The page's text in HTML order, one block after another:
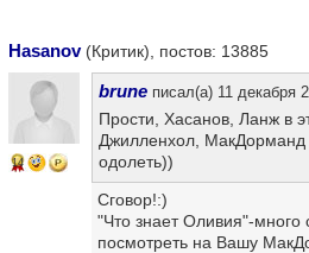
Hasanov(Критик), постов: 13885
14
brune писал(а) 11 декабря
Прости, Хасанов, Ланж в
Джилленхол,
одолеть))
Сговор!:)
"Что знает Оливия"-
посмотреть на Вашу